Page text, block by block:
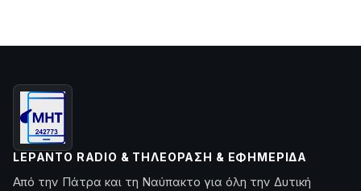
LEPANTO RADIO & ΤΗΛΕΌΡΑΣΗ & ΕΦΗΜΕΡΊΔΑ
Από την Πάτρα και τη Ναύπακτο για όλη την Δυτική